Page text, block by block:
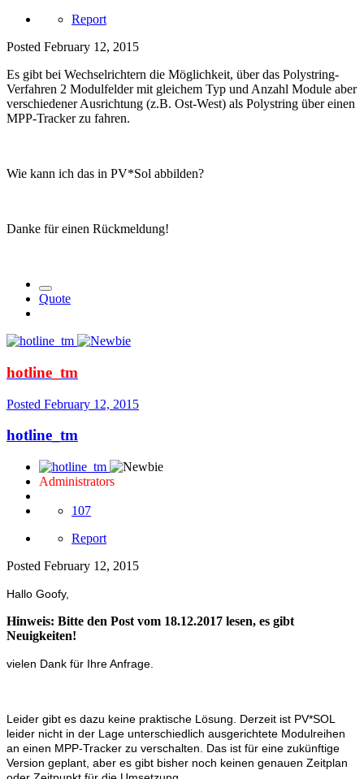
Report
Posted February 12, 2015
Es gibt bei Wechselrichtern die Möglichkeit, über das Polystring-
Verfahren 2 Modulfelder mit gleichem Typ und Anzahl Module aber
verschiedener Ausrichtung (z.B. Ost-West) als Polystring über einen
MPP-Tracker zu fahren.
Wie kann ich das in PV*Sol abbilden?
Danke für einen Rückmeldung!
Quote
hotline_tm
Posted February 12, 2015
hotline_tm
Administrators
107
Report
Posted February 12, 2015
Hallo Goofy,
Hinweis: Bitte den Post vom 18.12.2017 lesen, es gibt
Neuigkeiten!
vielen Dank für Ihre Anfrage.
Leider gibt es dazu keine praktische Lösung. Derzeit ist PV*SOL
leider nicht in der Lage unterschiedlich ausgerichtete Modulreihen
an einen MPP-Tracker zu verschalten. Das ist für eine zukünftige
Version geplant, aber es gibt bisher noch keinen genauen Zeitplan